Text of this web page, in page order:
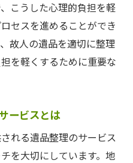
のサポート体制
族の役割と協力
の利点
ポート事例
市と新座市での具体的
画の立て方
こうした心理的負担を軽
セスを進めることができ
故人の遺品を適切に整理
を軽くするために重要な
ービスとは
れる遺品整理のサービス
を大切にしています。地